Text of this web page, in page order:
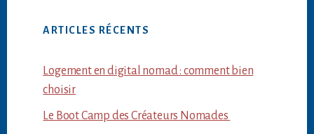
ARTICLES RÉCENTS
Logement en digital nomad : comment bien
choisir
Le Boot Camp des Créateurs Nomades